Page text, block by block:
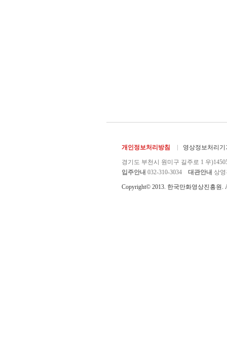
개인정보처리방침 영상정보처리기
경기도 부천시 원미구 길주로 1 우
입주안내 032-310-3034 대관안내 상영
Copyright© 2013. 한국만화영상진흥원.